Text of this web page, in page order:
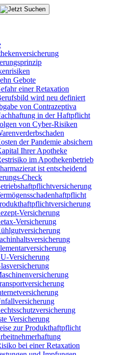
Gebote
einer Retaxation
wird neu definiert
von Contrazeptiva
in der Haftpflicht
von Cyber-Risiken
der Pandemie absichern
Ihrer Apotheke
im Apothekenbetrieb
ist entscheidend
Check
Versicherung
Versicherung
Versicherung
Versicherung
zur Produkthaftpflicht
bei einer Retaxation